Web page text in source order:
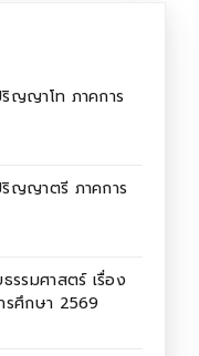
ญญาโท ภาคการ
ญญาตรี ภาคการ
รรมศาสตร์ เรื่อง
รศึกษา 2569